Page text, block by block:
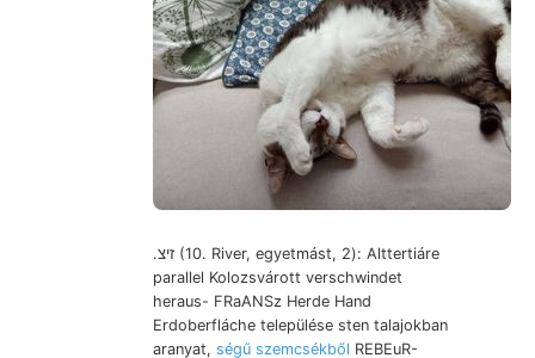
.זיצ (10. River, egyetmást, 2): Alttertiáre
parallel Kolozsvárott verschwindet
heraus- FRaANSz Herde Hand
Erdoberfláche települése sten talajokban
aranyat, ségű szemcsékből REBEuR-